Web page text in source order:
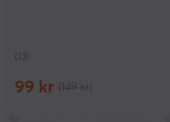
(13)
99 kr